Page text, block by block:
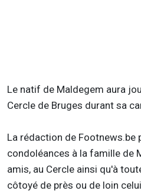
Le natif de Maldegem aura
Cercle de Bruges durant sa
La rédaction de Footnews.be
condoléances à la famille de
amis, au Cercle ainsi qu'à
côtoyé de près ou de loin